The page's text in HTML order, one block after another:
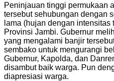
Peninjauan tinggi permukaan
tersebut sehubungan dengan
lama (hujan dengan
Provinsi Jambi. Gubernur
yang mengalami banjir
sembako untuk mengurangi
Gubernur, Kapolda, dan
disambut baik warga. Pun
diapresiasi warga.